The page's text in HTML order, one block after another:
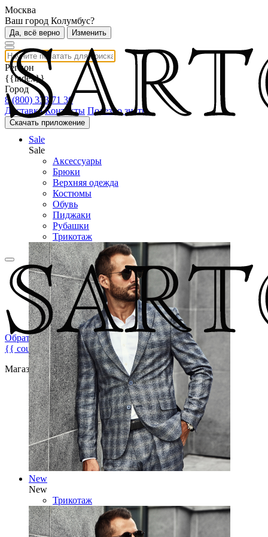
Москва
Ваш город Колумбус?
Да, всё верно Изменить
Регион
{{index}}
Город
8 (800) 333 71 30
Доставка Контакты Полезно знать
Скачать приложение
Обратная связь
{{ count }}
Магазин брендовой мужской одежды
Sale
Sale
Аксессуары
Брюки
Верхняя одежда
Костюмы
Обувь
Пиджаки
Рубашки
Трикотаж
New
New
Трикотаж